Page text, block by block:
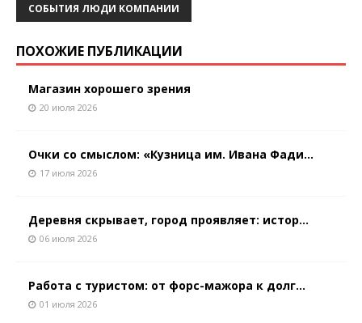
СОБЫТИЯ ЛЮДИ КОМПАНИИ
ПОХОЖИЕ ПУБЛИКАЦИИ
Магазин хорошего зрения
20 июля 2026
Очки со смыслом: «Кузница им. Ивана Фади...
17 июля 2026
Деревня скрывает, город проявляет: истор...
06 июля 2026
Работа с туристом: от форс-мажора к долг...
01 июля 2026